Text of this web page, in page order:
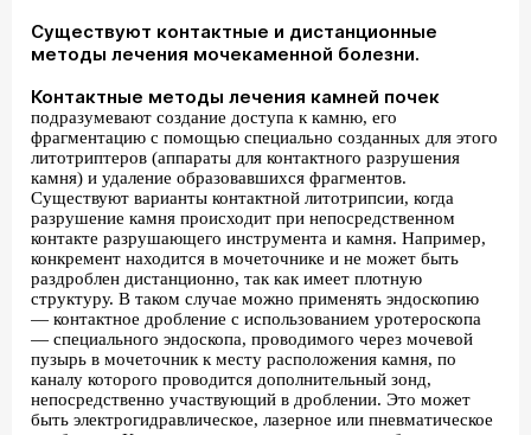
Существуют контактные и дистанционные
методы лечения мочекаменной болезни.
Контактные методы лечения камней почек
подразумевают создание доступа к камню, его
фрагментацию с помощью специально созданных для этого
литотриптеров (аппараты для контактного разрушения
камня) и удаление образовавшихся фрагментов.
Существуют варианты контактной литотрипсии, когда
разрушение камня происходит при непосредственном
контакте разрушающего инструмента и камня. Например,
конкремент находится в мочеточнике и не может быть
раздроблен дистанционно, так как имеет плотную
структуру. В таком случае можно применять эндоскопию
— контактное дробление с использованием уротероскопа
— специального эндоскопа, проводимого через мочевой
пузырь в мочеточник к месту расположения камня, по
каналу которого проводится дополнительный зонд,
непосредственно участвующий в дроблении. Это может
быть электрогидравлическое, лазерное или пневматическое